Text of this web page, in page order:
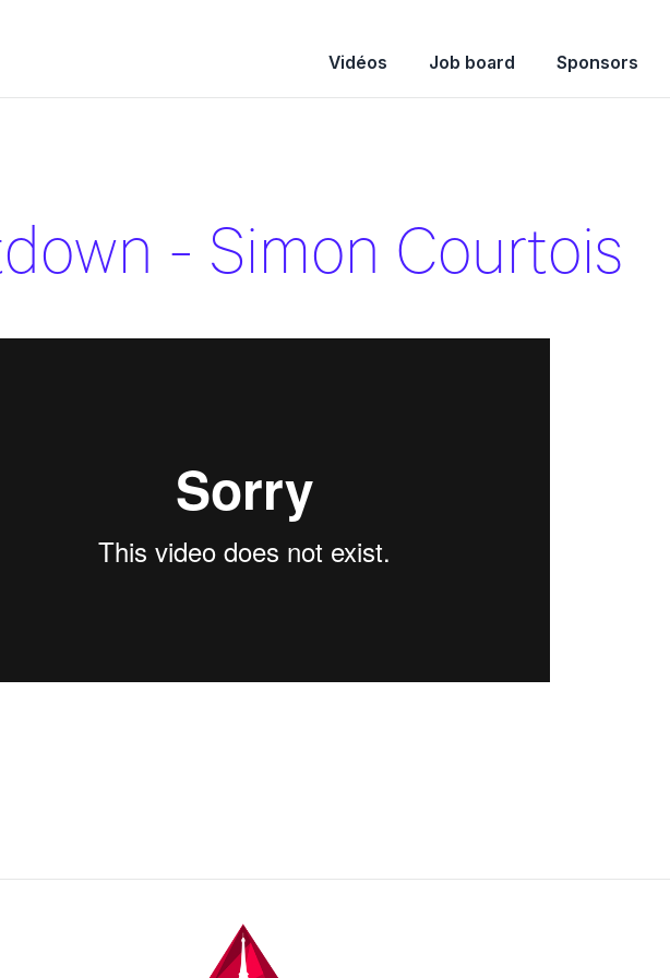
Vidéos Job board Sponsors
- Simon Courtois